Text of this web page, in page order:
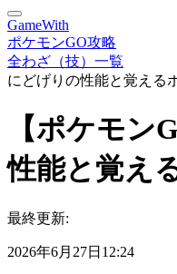
GameWith
ポケモンGO攻略
全わざ（技）一覧
にどげりの性能と覚える
【ポケモン
性能と覚え
最終更新:
2026年6月27日12:24